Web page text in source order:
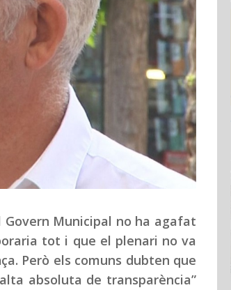
Govern Municipal no ha agafat
tot i que el plenari no va
Però els comuns dubten que
absoluta de transparència”